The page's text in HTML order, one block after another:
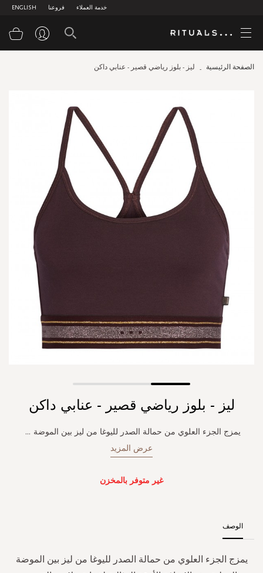
ENGLISH فروعنا خدمة العملاء
الصفحة الرئيسية ليز - بلوز رياضي قصير - عنابي داكن
ليز - بلوز رياضي قصير - عنابي داكن
يمزج الجزء العلوي من حمالة الصدر لليوغا من ليز بين الموضة ...
عرض المزيد
غير متوفر بالمخزن
الوصف
يمزج الجزء العلوي من حمالة الصدر لليوغا من ليز بين الموضة